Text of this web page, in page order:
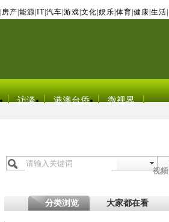
房产 能源 IT| 汽车 游戏 文化 娱乐 体育 健康 生活
访谈 港澳台侨 微视界
视频
分类浏览 大家都在看